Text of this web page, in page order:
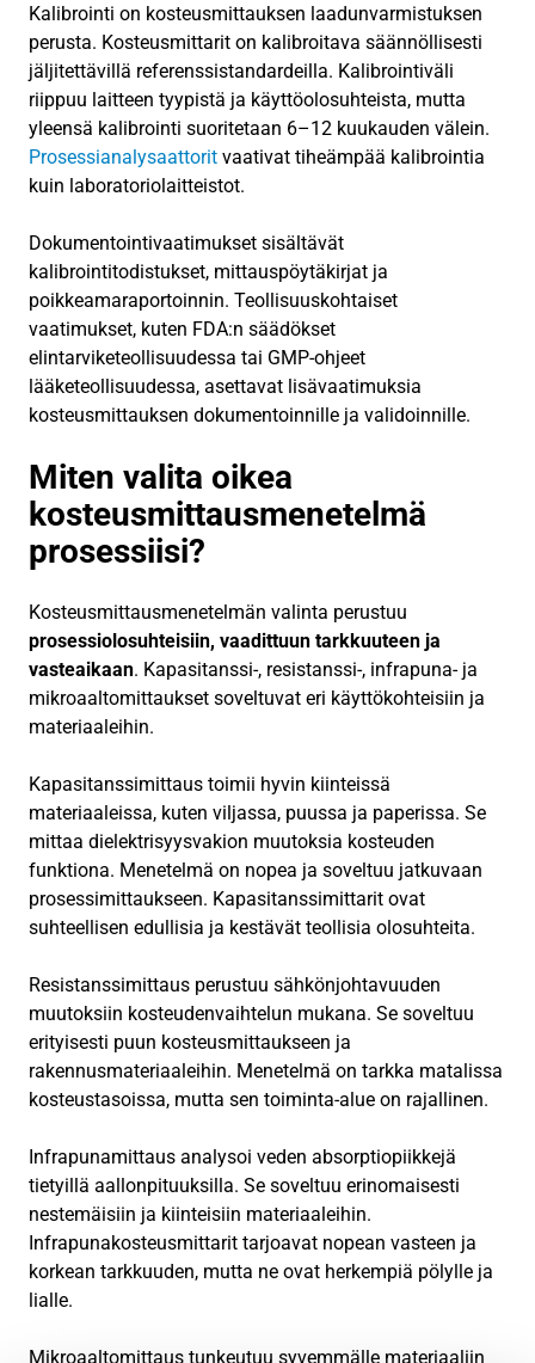
Kalibrointi on kosteusmittauksen laadunvarmistuksen
perusta. Kosteusmittarit on kalibroitava säännöllisesti
jäljitettävillä referenssistandardeilla. Kalibrointiväli
riippuu laitteen tyypistä ja käyttöolosuhteista, mutta
yleensä kalibrointi suoritetaan 6–12 kuukauden välein.
Prosessianalysaattorit vaativat tiheämpää kalibrointia
kuin laboratoriolaitteistot.
Dokumentointivaatimukset sisältävät
kalibrointitodistukset, mittauspöytäkirjat ja
poikkeamaraportoinnin. Teollisuuskohtaiset
vaatimukset, kuten FDA:n säädökset
elintarviketeollisuudessa tai GMP-ohjeet
lääketeollisuudessa, asettavat lisävaatimuksia
kosteusmittauksen dokumentoinnille ja validoinnille.
Miten valita oikea
kosteusmittausmenetelmä
prosessiisi?
Kosteusmittausmenetelmän valinta perustuu
prosessiolosuhteisiin, vaadittuun tarkkuuteen ja
vasteaikaan. Kapasitanssi-, resistanssi-, infrapuna- ja
mikroaaltomittaukset soveltuvat eri käyttökohteisiin ja
materiaaleihin.
Kapasitanssimittaus toimii hyvin kiinteissä
materiaaleissa, kuten viljassa, puussa ja paperissa. Se
mittaa dielektrisyysvakion muutoksia kosteuden
funktiona. Menetelmä on nopea ja soveltuu jatkuvaan
prosessimittaukseen. Kapasitanssimittarit ovat
suhteellisen edullisia ja kestävät teollisia olosuhteita.
Resistanssimittaus perustuu sähkönjohtavuuden
muutoksiin kosteudenvaihtelun mukana. Se soveltuu
erityisesti puun kosteusmittaukseen ja
rakennusmateriaaleihin. Menetelmä on tarkka matalissa
kosteustasoissa, mutta sen toiminta-alue on rajallinen.
Infrapunamittaus analysoi veden absorptiopiikkejä
tietyillä aallonpituuksilla. Se soveltuu erinomaisesti
nestemäisiin ja kiinteisiin materiaaleihin.
Infrapunakosteusmittarit tarjoavat nopean vasteen ja
korkean tarkkuuden, mutta ne ovat herkempiä pölylle ja
lialle.
Mikroaaltomittaus tunkeutuu syvemmälle materiaaliin